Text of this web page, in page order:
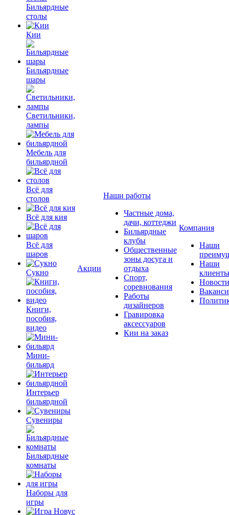
Бильярдные
столы
Кии
Бильярдные
шары
Светильники,
лампы
Мебель для
бильярдной
Всё для
столов
Всё для кия
Всё для
шаров
Сукно
Книги,
пособия,
видео
Мини-
бильярд
Интерьер
бильярдной
Сувениры
Бильярдные
комнаты
Наборы для
игры
Акции
Наши работы
Частные дома,
дачи, коттеджи
Бильярдные
клубы
Общественные
зоны досуга и
отдыха
Спорт,
соревнования
Работы
дизайнеров
Гравировка
аксессуаров
Кии на заказ
Компания
Наши
Наши
клиенты
Новости